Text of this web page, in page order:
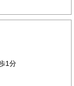
1分